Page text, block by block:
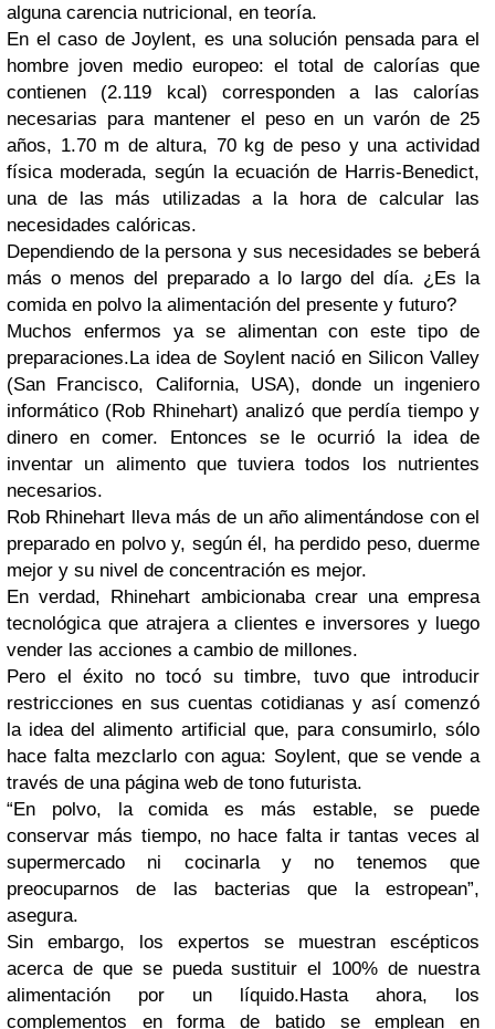
alguna carencia nutricional, en teoría.
En el caso de Joylent, es una solución pensada para el
hombre joven medio europeo: el total de calorías que
contienen (2.119 kcal) corresponden a las calorías
necesarias para mantener el peso en un varón de 25
años, 1.70 m de altura, 70 kg de peso y una actividad
física moderada, según la ecuación de Harris-Benedict,
una de las más utilizadas a la hora de calcular las
necesidades calóricas.
Dependiendo de la persona y sus necesidades se beberá
más o menos del preparado a lo largo del día. ¿Es la
comida en polvo la alimentación del presente y futuro?
Muchos enfermos ya se alimentan con este tipo de
preparaciones.La idea de Soylent nació en Silicon Valley
(San Francisco, California, USA), donde un ingeniero
informático (Rob Rhinehart) analizó que perdía tiempo y
dinero en comer. Entonces se le ocurrió la idea de
inventar un alimento que tuviera todos los nutrientes
necesarios.
Rob Rhinehart lleva más de un año alimentándose con el
preparado en polvo y, según él, ha perdido peso, duerme
mejor y su nivel de concentración es mejor.
En verdad, Rhinehart ambicionaba crear una empresa
tecnológica que atrajera a clientes e inversores y luego
vender las acciones a cambio de millones.
Pero el éxito no tocó su timbre, tuvo que introducir
restricciones en sus cuentas cotidianas y así comenzó
la idea del alimento artificial que, para consumirlo, sólo
hace falta mezclarlo con agua: Soylent, que se vende a
través de una página web de tono futurista.
“En polvo, la comida es más estable, se puede
conservar más tiempo, no hace falta ir tantas veces al
supermercado ni cocinarla y no tenemos que
preocuparnos de las bacterias que la estropean”,
asegura.
Sin embargo, los expertos se muestran escépticos
acerca de que se pueda sustituir el 100% de nuestra
alimentación por un líquido.Hasta ahora, los
complementos en forma de batido se emplean en